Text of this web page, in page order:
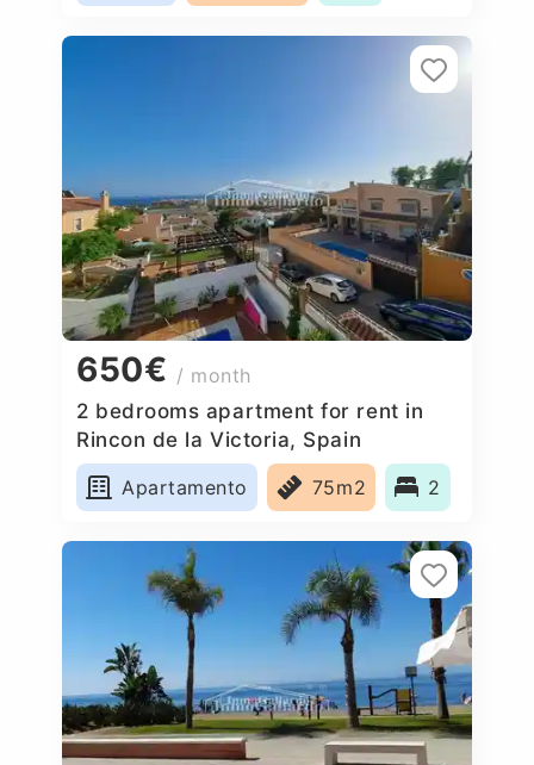
650€ / month
2 bedrooms apartment for rent in
Rincon de la Victoria, Spain
Apartamento
75m2 2